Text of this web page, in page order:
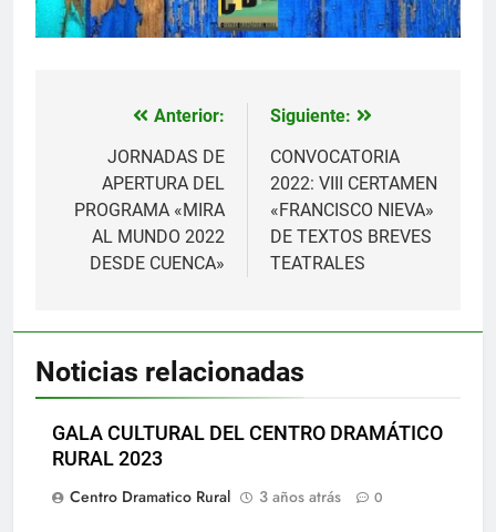
Navegación
entradas
Anterior:
JORNADAS DE
APERTURA DEL
PROGRAMA «MIRA
AL MUNDO 2022
DESDE CUENCA»
Siguiente:
CONVOCATORIA
2022: VIII CERTAMEN
«FRANCISCO NIEVA»
DE TEXTOS BREVES
TEATRALES
Noticias relacionadas
GALA CULTURAL DEL CENTRO DRAMÁTICO
RURAL 2023
Centro Dramatico Rural
3 años atrás 0